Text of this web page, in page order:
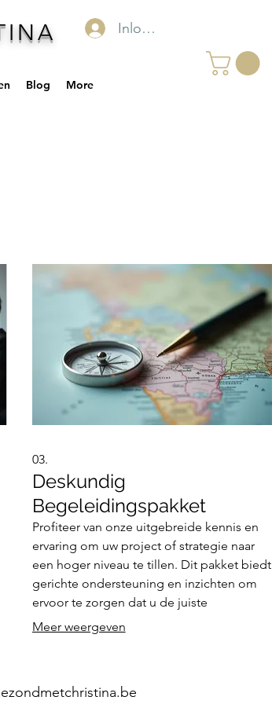
Inloggen
Blog More
03.
Deskundig
Begeleidingspakket
Profiteer van onze uitgebreide kennis en
ervaring om uw project of strategie naar
een hoger niveau te tillen. Dit pakket biedt
gerichte ondersteuning en inzichten om
ervoor te zorgen dat u de juiste
beslissingen neemt. We helpen u met het
Meer weergeven